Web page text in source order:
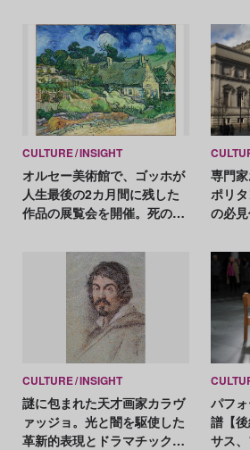
CULTURE INSIGHT
オルセー美術館で、ゴッホが
人生最後の2カ月間に残した
作品の展覧会を開催。死の直
専門
ポリ
の必
CULTURE INSIGHT
謎に包まれた天才画家カラヴ
ァッジョ。光と闇を駆使した
革新的表現とドラマチックな
パフ
譜【
サス